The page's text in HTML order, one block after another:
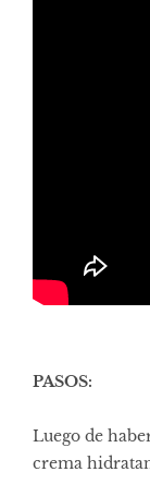
PASOS:
Luego de
crema